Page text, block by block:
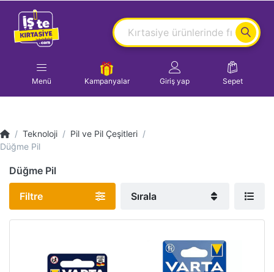
Menü Kampanyalar Giriş yap Sepet
Teknoloji
Pil ve Pil Çeşitleri
Düğme Pil
Düğme Pil
Filtre Sırala